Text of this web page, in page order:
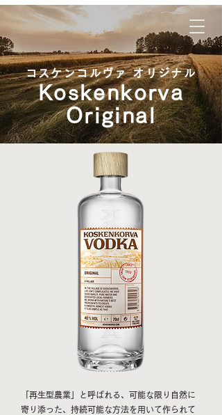
コスケンコルヴァ オリジナル
Koskenkorva
Original
「再生型農業」と呼ばれる、可能な限り自然に
寄り添った、持続可能な方法を用いて作られて